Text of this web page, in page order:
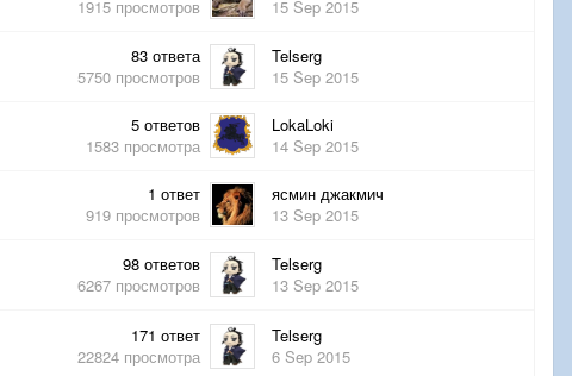
1915 просмотров
15 Sep 2015
83 ответа
5750 просмотров
Telserg
15 Sep 2015
5 ответов
1583 просмотра
LokaLoki
14 Sep 2015
1 ответ
919 просмотров
ясмин джакмич
13 Sep 2015
98 ответов
6267 просмотров
Telserg
13 Sep 2015
171 ответ
22824 просмотра
Telserg
6 Sep 2015